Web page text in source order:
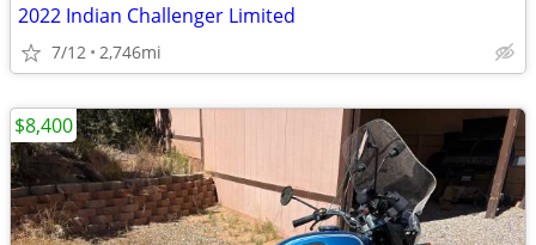
2022 Indian Challenger Limited
7/12 2,746mi
$8,400